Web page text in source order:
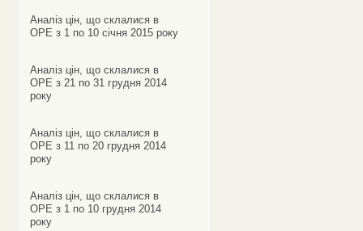
Аналіз цін, що склалися в
ОРЕ з 1 по 10 січня 2015 року
Аналіз цін, що склалися в
ОРЕ з 21 по 31 грудня 2014
року
Аналіз цін, що склалися в
ОРЕ з 11 по 20 грудня 2014
року
Аналіз цін, що склалися в
ОРЕ з 1 по 10 грудня 2014
року